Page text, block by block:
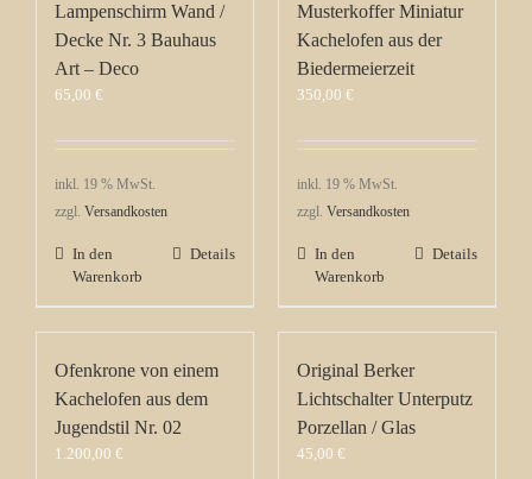
Lampenschirm Wand /
Decke Nr. 3 Bauhaus
Art – Deco
65,00 €
inkl. 19 % MwSt.
zzgl. Versandkosten
In den
Warenkorb
Details
Musterkoffer Miniatur
Kachelofen aus der
Biedermeierzeit
350,00 €
inkl. 19 % MwSt.
zzgl. Versandkosten
In den
Warenkorb
Details
Ofenkrone von einem
Kachelofen aus dem
Jugendstil Nr. 02
1.200,00 €
Original Berker
Lichtschalter Unterputz
Porzellan / Glas
45,00 €